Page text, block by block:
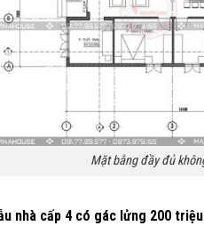
Mặt bằng đầy đủ
nhà cấp 4 có gác lửng 200 triệu